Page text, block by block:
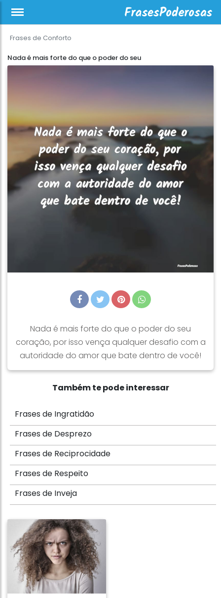
Frases de Conforto
Nada é mais forte do que o poder do seu
Nada é mais forte do que o poder do seu
coração, por isso vença qualquer desafio com a
autoridade do amor que bate dentro de você!
Também te pode interessar
Frases de Ingratidão
Frases de Desprezo
Frases de Reciprocidade
Frases de Respeito
Frases de Inveja